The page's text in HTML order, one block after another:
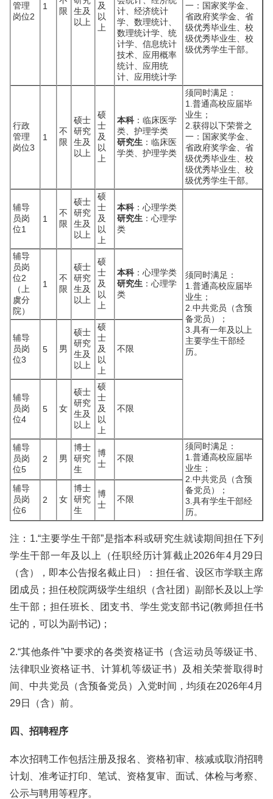
管理
岗位2
1
限
生及
以上
及
以
上
计、经济统计
学、数理统计、
数理统计学、统
计学、信息统计
技术、应用概率
统计、应用统
计、应用统计学
一：国家奖学金、
省政府奖学金、省
级优秀毕业生、校
级优秀毕业生、校
级优秀学生干部。
行政
管理
岗位3
1
不
限
硕士
研究
生及
以上
硕
士
及
以
上
本科 ：临床医学
类、护理学类
研究生 ：临床医
学类、护理学类
须同时满足：
1.普通高校应届毕
业生；
2.获得以下荣誉之
一：国家奖学金、
省政府奖学金、省
级优秀毕业生、校
级优秀毕业生、校
级优秀学生干部。
辅导
员岗
位1
1
不
限
硕士
研究
生及
以上
硕
士
及
以
上
本科 ：心理学类
研究生 ：心理学
类
须同时满足：
1.普通高校应届毕
业生；
2.中共党员（含预
备党员）；
3.具有一年及以上
主要学生干部经
历。
辅导
员岗
位2
（上
虞分
院）
1
不
限
硕士
研究
生及
以上
硕
士
及
以
上
本科 ：心理学类
研究生 ：心理学
类
辅导
员岗
位3
5 男
硕士
研究
生及
以上
硕
士
及
以
上
不限
辅导
员岗
位4
5 女
硕士
研究
生及
以上
硕
士
及
以
上
不限
辅导
员岗
位5
2 男
博士
研究
生
博
士
不限
须同时满足：
1.普通高校应届毕
业生；
2.中共党员（含预
备党员）；
3.具有学生干部经
历。
辅导
员岗
位6
2 女
博士
研究
生
博
士
不限
注：1.“主要学生干部”是指本科或研究生就读期间担任下列
学生干部一年及以上（任职经历计算截止2026年4月29日
（含），即本公告报名截止日）：担任省、设区市学联主席
团成员；担任校院两级学生组织（含社团）副部长及以上学
生干部；担任班长、团支书、学生党支部书记(教师担任书
记的，可以为副书记)；
2.“其他条件”中要求的各类资格证书（含运动员等级证书、
法律职业资格证书、计算机等级证书）及相关荣誉取得时
间、中共党员（含预备党员）入党时间，均须在2026年4月
29日（含）前。
四、招聘程序
本次招聘工作包括注册及报名、资格初审、核减或取消招聘
计划、准考证打印、笔试、资格复审、面试、体检与考察、
公示与聘用等程序。